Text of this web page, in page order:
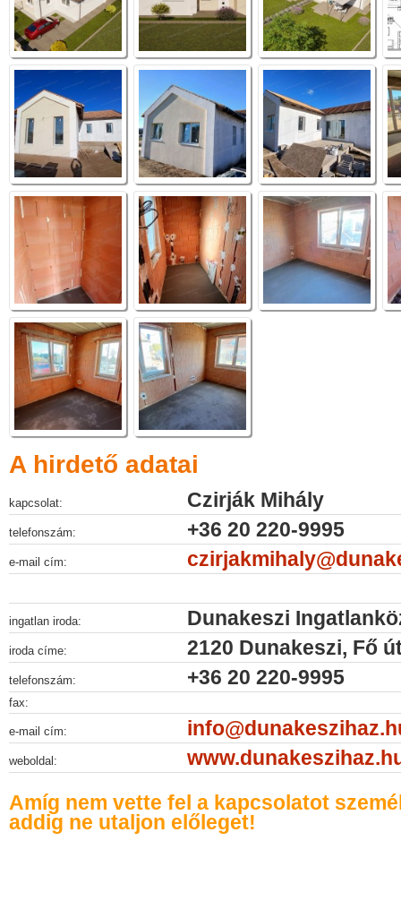
A hirdető adatai
kapcsolat: Czirják Mihály
telefonszám: +36 20 220-9995
e-mail cím:
ingatlan iroda: Dunakeszi
iroda címe: 2120 Dunakeszi, Fő
telefonszám: +36 20 220-9995
fax:
e-mail cím:
weboldal:
Amíg nem vette fel a kapcsolatot
addig ne utaljon előleget!